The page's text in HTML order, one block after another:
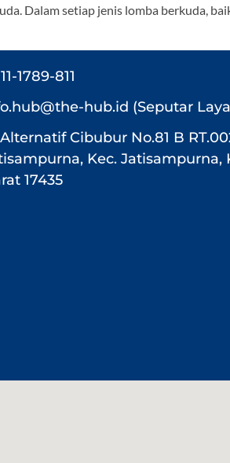
Dalam setiap jenis lomba berkuda,
1789-811
hub.id (Seputar
Cibubur No.81 B
Kec. Jatisampurna,
17435